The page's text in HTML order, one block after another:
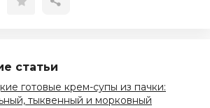
статьи
готовые крем-супы из пачки:
тыквенный и морковный